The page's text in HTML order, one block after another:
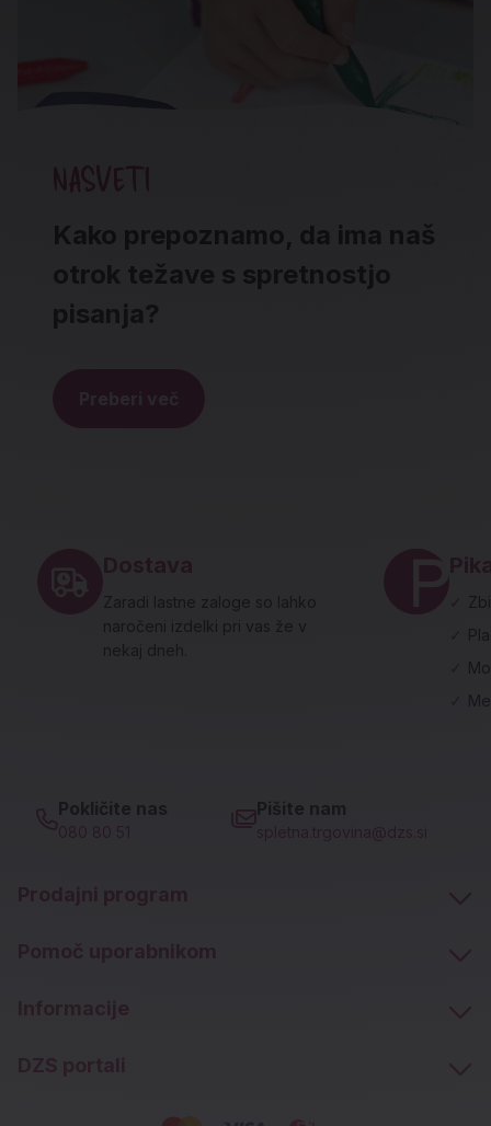
NASVETI
Kako prepoznamo, da ima naš
otrok težave s spretnostjo
pisanja?
Preberi več
Dostava
Zaradi lastne zaloge so lahko
naročeni izdelki pri vas že v
nekaj dneh.
Pokličite nas
080 80 51
Pišite nam
spletna.trgovina@dzs.si
Prodajni program
Pomoč uporabnikom
Informacije
DZS portali